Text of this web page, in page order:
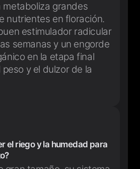
metaboliza grandes
nutrientes en floración.
estimulador radicular
semanas y un engorde
en la etapa final
y el dulzor de la
el riego y la humedad para